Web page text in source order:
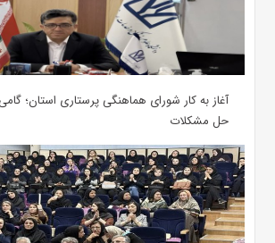
آغاز به کار شورای هماهنگی پرستاری استان؛
حل مشکلات